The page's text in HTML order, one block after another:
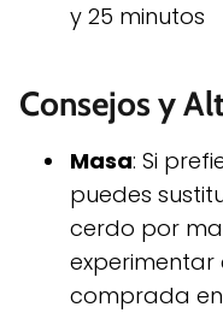
y 25 minutos
Consejos y
Masa: Si
puedes
cerdo por
comprada